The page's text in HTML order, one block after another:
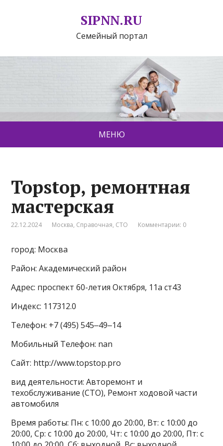
SIPNN.RU
Семейный портал
МЕНЮ
Topstop, ремонтная
мастерская
22.12.2024 Москва, Справочная, СТО Комментарии: 0
город: Москва
Район: Академический район
Адрес: проспект 60-летия Октября, 11а ст43
Индекс: 117312.0
Телефон: +7 (495) 545‒49‒14
Мобильный Телефон: nan
Сайт: http://www.topstop.pro
вид деятельности: Авторемонт и
техобслуживание (СТО), Ремонт ходовой части
автомобиля
Время работы: Пн: с 10:00 до 20:00, Вт: с 10:00 до
20:00, Ср: с 10:00 до 20:00, Чт: с 10:00 до 20:00, Пт: с